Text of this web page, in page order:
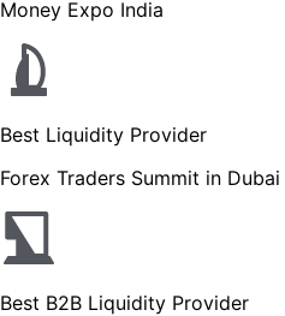
Money Expo India
Best Liquidity Provider
Forex Traders Summit in Dubai
Best B2B Liquidity Provider